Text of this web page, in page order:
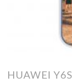
HUAWEI Y6S